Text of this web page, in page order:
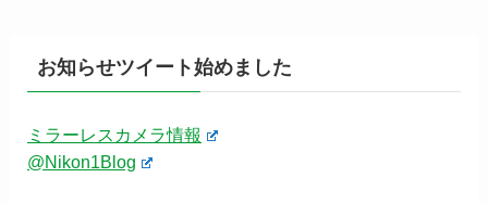
お知らせツイート始めました
ミラーレスカメラ情報
@Nikon1Blog